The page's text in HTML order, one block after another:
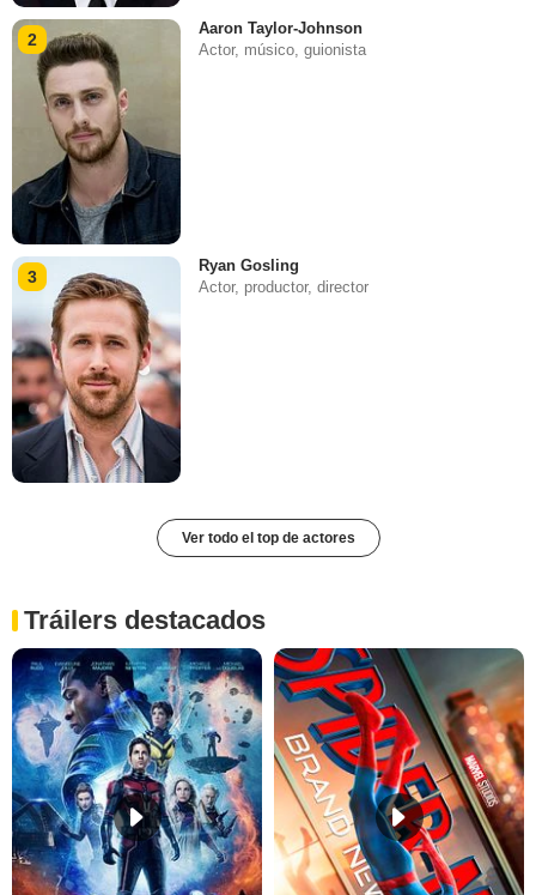
2
Aaron Taylor-Johnson
Actor, músico, guionista
3
Ryan Gosling
Actor, productor, director
Ver todo el top de actores
Tráilers destacados